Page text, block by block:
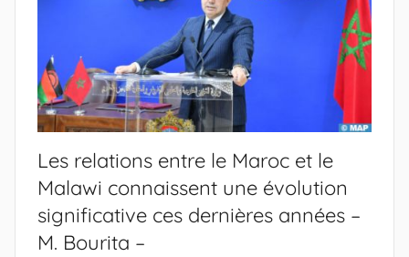
Les relations entre le Maroc et le
Malawi connaissent une évolution
significative ces dernières années –
M. Bourita –